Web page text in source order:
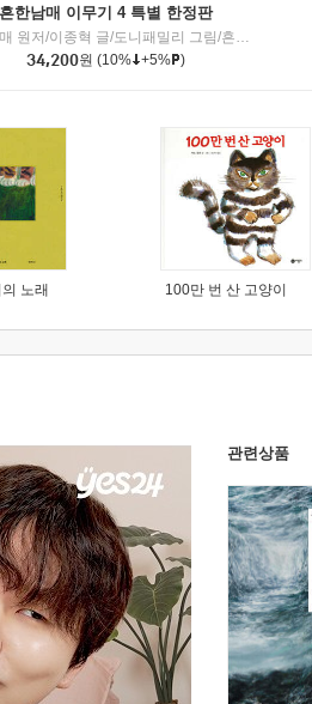
흔한남매 이무기 4 특별 한정판
흔한남매 원저/이종혁 글/도니패밀리 그림/흔한컴퍼니 감수
34,200원 (10% +5% )
노래 100만 번 산 고양이
관련상품